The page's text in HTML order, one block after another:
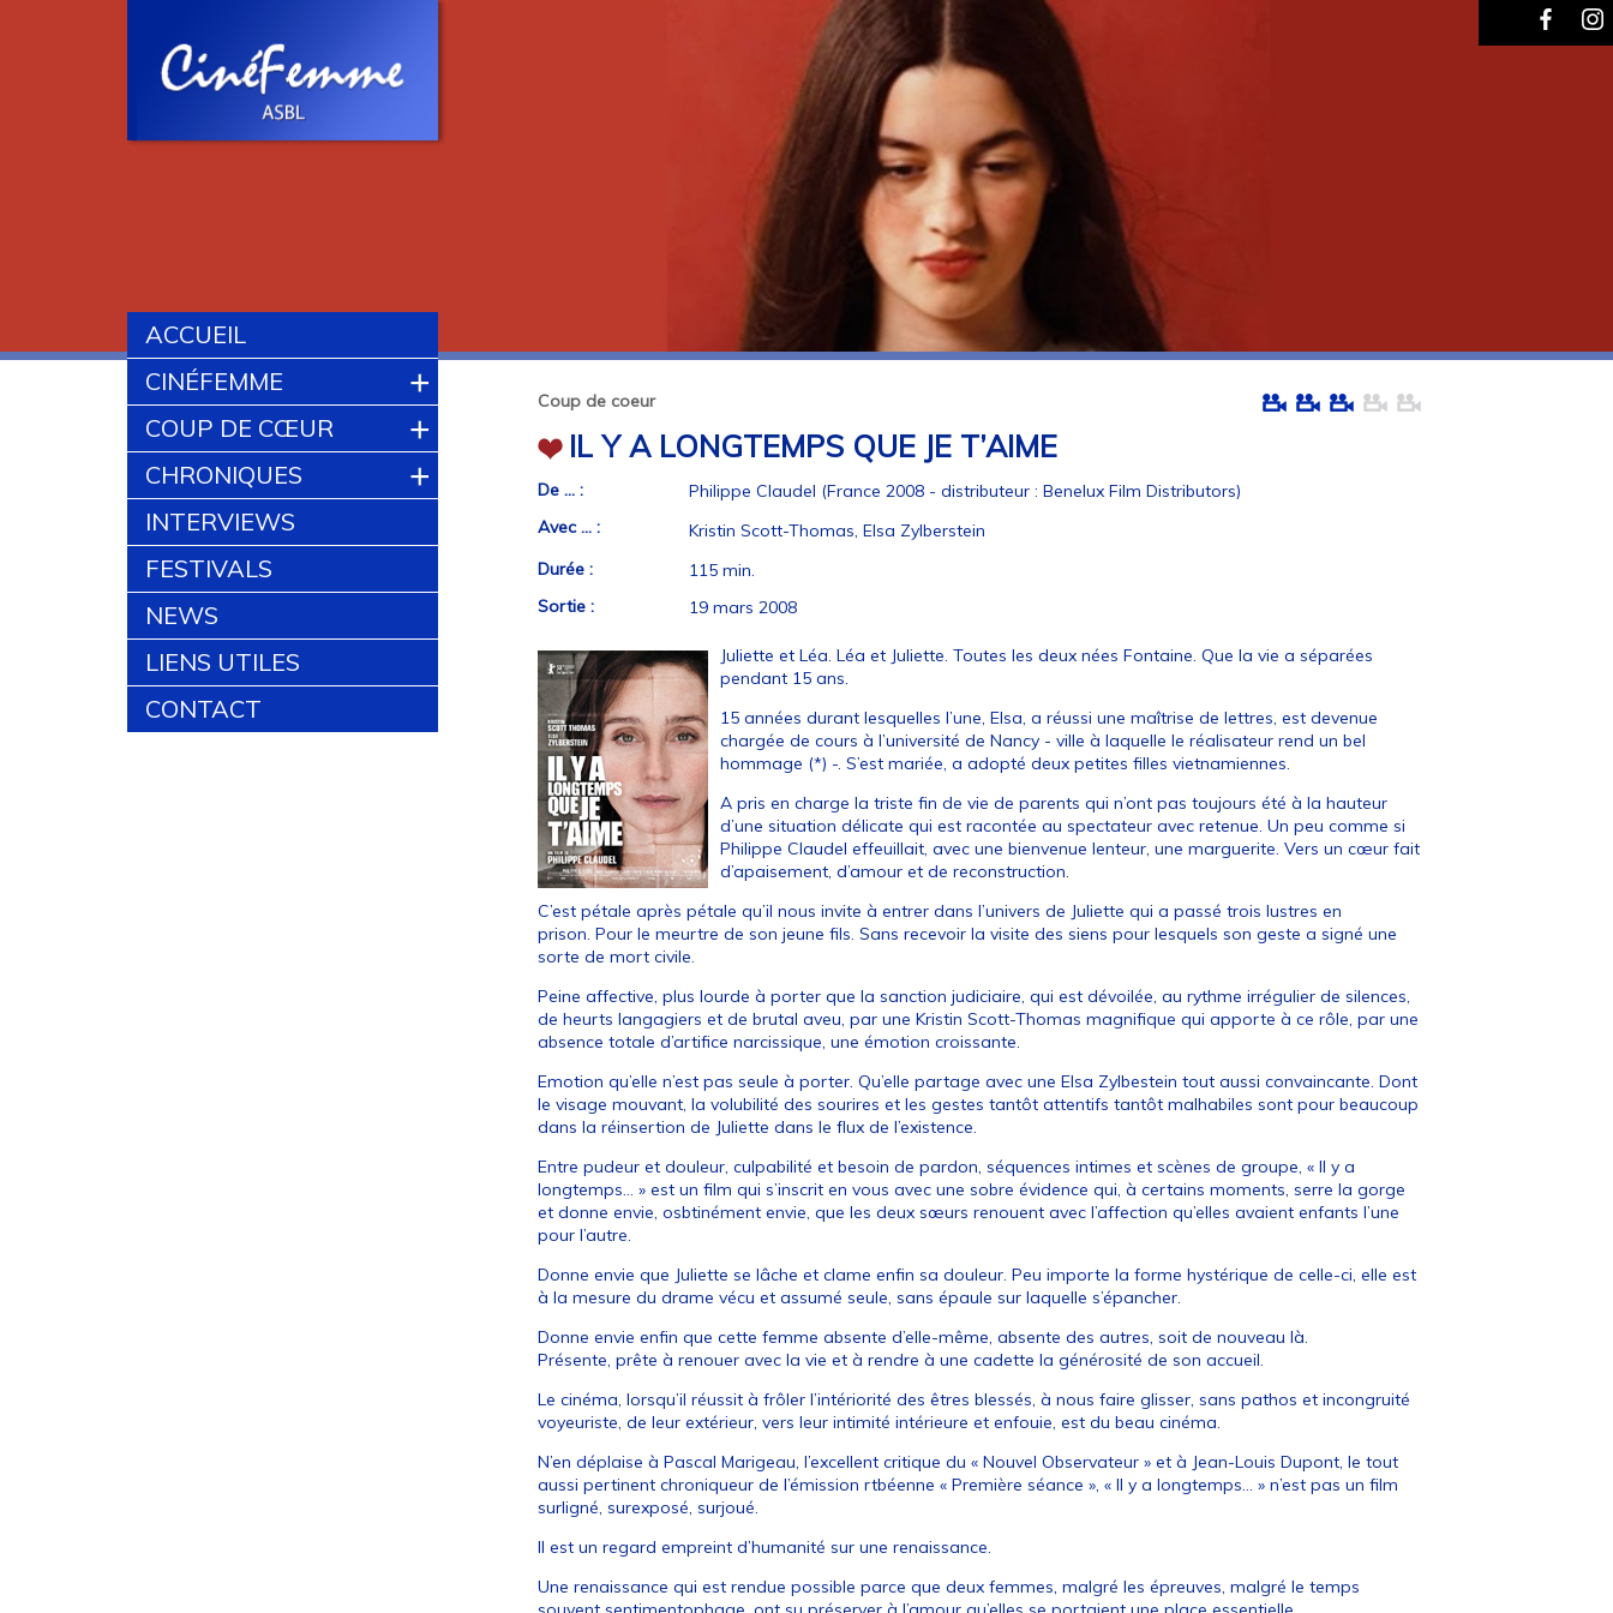
ACCUEIL
CINÉFEMME
+
COUP DE CŒUR +
CHRONIQUES +
INTERVIEWS
FESTIVALS
NEWS
LIENS UTILES
CONTACT
Coup de coeur
IL Y A LONGTEMPS QUE JE T’AIME
De ... :
Philippe Claudel (France 2008 - distributeur : Benelux Film Distributors)
Avec ... :
Kristin Scott-Thomas, Elsa Zylberstein
Durée :
115 min.
Sortie :
19 mars 2008
Juliette et Léa. Léa et Juliette. Toutes les deux nées Fontaine. Que la vie a séparées
pendant 15 ans.
15 années durant lesquelles l’une, Elsa, a réussi une maîtrise de lettres, est devenue
chargée de cours à l’université de Nancy - ville à laquelle le réalisateur rend un bel
hommage (*) -. S’est mariée, a adopté deux petites filles vietnamiennes.
A pris en charge la triste fin de vie de parents qui n’ont pas toujours été à la hauteur
d’une situation délicate qui est racontée au spectateur avec retenue. Un peu comme si
Philippe Claudel effeuillait, avec une bienvenue lenteur, une marguerite. Vers un cœur fait
d’apaisement, d’amour et de reconstruction.
C’est pétale après pétale qu’il nous invite à entrer dans l’univers de Juliette qui a passé trois lustres en
prison. Pour le meurtre de son jeune fils. Sans recevoir la visite des siens pour lesquels son geste a signé une
sorte de mort civile.
Peine affective, plus lourde à porter que la sanction judiciaire, qui est dévoilée, au rythme irrégulier de silences,
de heurts langagiers et de brutal aveu, par une Kristin Scott-Thomas magnifique qui apporte à ce rôle, par une
absence totale d’artifice narcissique, une émotion croissante.
Emotion qu’elle n’est pas seule à porter. Qu’elle partage avec une Elsa Zylbestein tout aussi convaincante. Dont
le visage mouvant, la volubilité des sourires et les gestes tantôt attentifs tantôt malhabiles sont pour beaucoup
dans la réinsertion de Juliette dans le flux de l’existence.
Entre pudeur et douleur, culpabilité et besoin de pardon, séquences intimes et scènes de groupe, « Il y a
longtemps… » est un film qui s’inscrit en vous avec une sobre évidence qui, à certains moments, serre la gorge
et donne envie, osbtinément envie, que les deux sœurs renouent avec l’affection qu’elles avaient enfants l’une
pour l’autre.
Donne envie que Juliette se lâche et clame enfin sa douleur. Peu importe la forme hystérique de celle-ci, elle est
à la mesure du drame vécu et assumé seule, sans épaule sur laquelle s’épancher.
Donne envie enfin que cette femme absente d’elle-même, absente des autres, soit de nouveau là.
Présente, prête à renouer avec la vie et à rendre à une cadette la générosité de son accueil.
Le cinéma, lorsqu’il réussit à frôler l’intériorité des êtres blessés, à nous faire glisser, sans pathos et incongruité
voyeuriste, de leur extérieur, vers leur intimité intérieure et enfouie, est du beau cinéma.
N’en déplaise à Pascal Marigeau, l’excellent critique du « Nouvel Observateur » et à Jean-Louis Dupont, le tout
aussi pertinent chroniqueur de l’émission rtbéenne « Première séance », « Il y a longtemps… » n’est pas un film
surligné, surexposé, surjoué.
Il est un regard empreint d’humanité sur une renaissance.
Une renaissance qui est rendue possible parce que deux femmes, malgré les épreuves, malgré le temps